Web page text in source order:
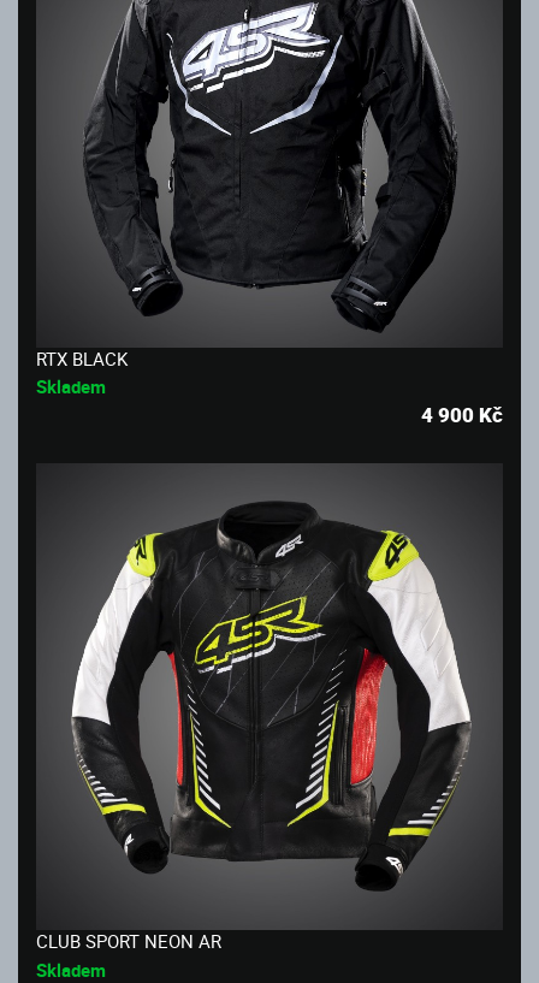
RTX BLACK
Skladem
4 900 Kč
CLUB SPORT NEON AR
Skladem